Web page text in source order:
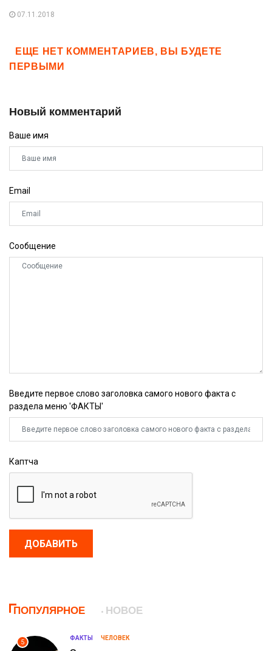
07.11.2018
ЕЩЕ НЕТ КОММЕНТАРИЕВ, ВЫ БУДЕТЕ
ПЕРВЫМИ
Новый комментарий
Ваше имя
Email
Сообщение
Введите первое слово заголовка самого нового факта с
раздела меню 'ФАКТЫ'
Каптча
ДОБАВИТЬ
ПОПУЛЯРНОЕ НОВОЕ
5
ФАКТЫ ЧЕЛОВЕК